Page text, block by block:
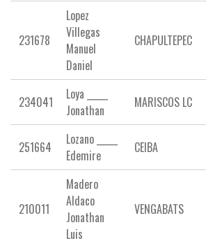
231678
Lopez
Villegas
Manuel
Daniel
CHAPULTEPEC
234041
Loya _____
Jonathan
MARISCOS LC
251664
Lozano _____
Edemire
CEIBA
210011
Madero
Aldaco
Jonathan
Luis
VENGABATS